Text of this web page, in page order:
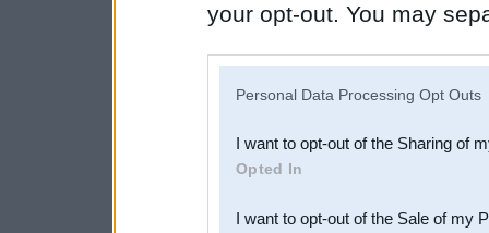
your opt-out. You may
Downstream Participants
third parties.
Personal Data Processing Opt Outs
I want to opt-out of the Sharing of
Opted In
I want to opt-out of the Sale of my